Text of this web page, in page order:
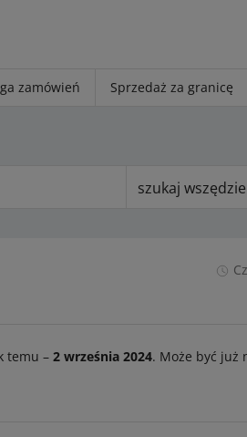
zamówień Sprzedaż za granicę
szukaj wszędzie
temu – 2 września 2024. Może być już